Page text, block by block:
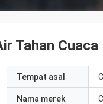
Tahan
Tempat asal
Nama merek